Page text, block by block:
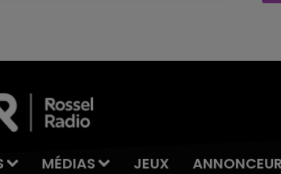
MÉDIAS JEUX